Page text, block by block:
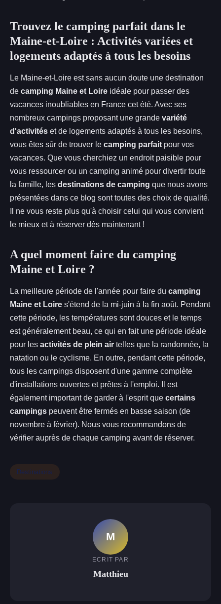
Trouvez le camping parfait dans le
Maine-et-Loire : Activités variées et
logements adaptés à tous les besoins
Le Maine-et-Loire est sans aucun doute une destination
de camping Maine et Loire idéale pour passer des
vacances inoubliables en France cet été. Avec ses
nombreux campings proposant une grande variété
d'activités et de logements adaptés à tous les besoins,
vous êtes sûr de trouver le camping parfait pour vos
vacances. Que vous cherchiez un endroit paisible pour
vous ressourcer ou un camping animé pour divertir toute
la famille, les destinations de camping que nous avons
présentées dans ce blog sont toutes des choix de qualité.
Il ne vous reste plus qu'à choisir celui qui vous convient
le mieux et à réserver dès maintenant !
A quel moment faire du camping
Maine et Loire ?
La meilleure période de l'année pour faire du camping
Maine et Loire s'étend de la mi-juin à la fin août. Pendant
cette période, les températures sont douces et le temps
est généralement beau, ce qui en fait une période idéale
pour les activités de plein air telles que la randonnée, la
natation ou le cyclisme. En outre, pendant cette période,
tous les campings disposent d'une gamme complète
d'installations ouvertes et prêtes à l'emploi. Il est
également important de garder à l'esprit que certains
campings peuvent être fermés en basse saison (de
novembre à février). Nous vous recommandons de
vérifier auprès de chaque camping avant de réserver.
Destinations
M
ECRIT PAR
Matthieu